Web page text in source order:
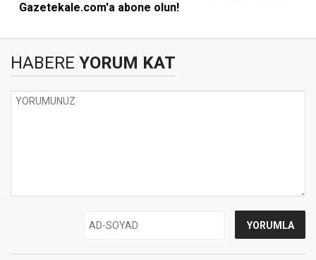
Gazetekale.com'a abone olun!
HABERE YORUM KAT